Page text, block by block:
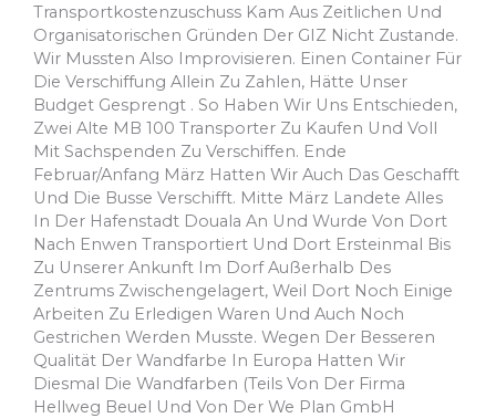
Transportkostenzuschuss Kam Aus Zeitlichen Und
Organisatorischen Gründen Der GIZ Nicht Zustande.
Wir Mussten Also Improvisieren. Einen Container Für
Die Verschiffung Allein Zu Zahlen, Hätte Unser
Budget Gesprengt . So Haben Wir Uns Entschieden,
Zwei Alte MB 100 Transporter Zu Kaufen Und Voll
Mit Sachspenden Zu Verschiffen. Ende
Februar/Anfang März Hatten Wir Auch Das Geschafft
Und Die Busse Verschifft. Mitte März Landete Alles
In Der Hafenstadt Douala An Und Wurde Von Dort
Nach Enwen Transportiert Und Dort Ersteinmal Bis
Zu Unserer Ankunft Im Dorf Außerhalb Des
Zentrums Zwischengelagert, Weil Dort Noch Einige
Arbeiten Zu Erledigen Waren Und Auch Noch
Gestrichen Werden Musste. Wegen Der Besseren
Qualität Der Wandfarbe In Europa Hatten Wir
Diesmal Die Wandfarben (teils Von Der Firma
Hellweg Beuel Und Von Der We Plan GmbH